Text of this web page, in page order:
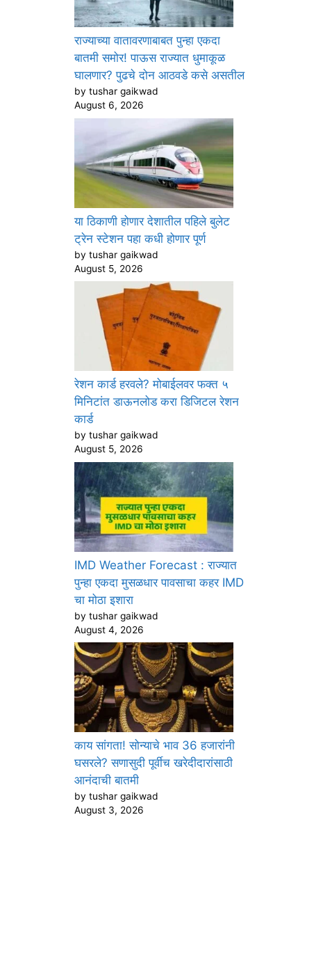
राज्याच्या वातावरणाबाबत पुन्हा एकदा
बातमी समोर! पाऊस राज्यात धुमाकूळ
घालणार? पुढचे दोन आठवडे कसे असतील
by tushar gaikwad
August 6, 2026
या ठिकाणी होणार देशातील पहिले बुलेट
ट्रेन स्टेशन पहा कधी होणार पूर्ण
by tushar gaikwad
August 5, 2026
रेशन कार्ड हरवले? मोबाईलवर फक्त ५
मिनिटांत डाऊनलोड करा डिजिटल रेशन
कार्ड
by tushar gaikwad
August 5, 2026
IMD Weather Forecast : राज्यात
पुन्हा एकदा मुसळधार पावसाचा कहर IMD
चा मोठा इशारा
by tushar gaikwad
August 4, 2026
काय सांगता! सोन्याचे भाव 36 हजारांनी
घसरले? सणासुदी पूर्वीच खरेदीदारांसाठी
आनंदाची बातमी
by tushar gaikwad
August 3, 2026